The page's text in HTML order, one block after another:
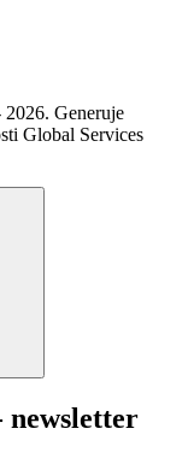
Generuje
Global Services
newsletter